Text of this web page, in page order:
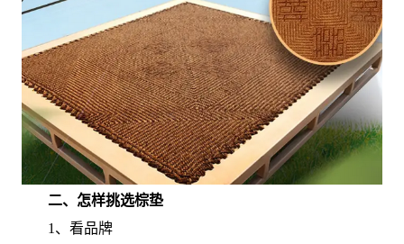
二、怎样挑选棕垫
1、看品牌